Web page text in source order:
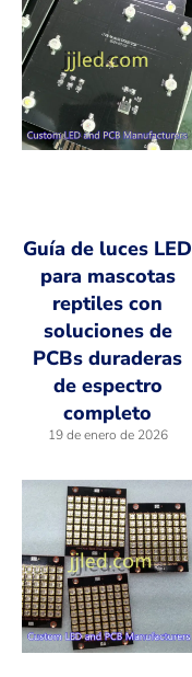
Guía de luces LED
para mascotas
reptiles con
soluciones de
PCBs duraderas
de espectro
completo
19 de enero de 2026